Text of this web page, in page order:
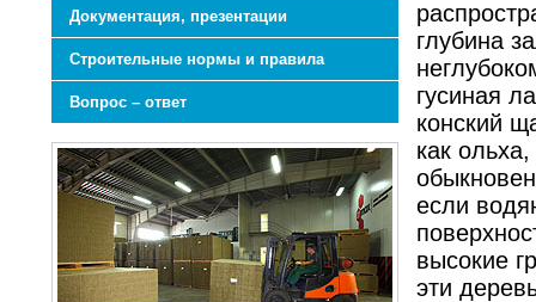
Документация, презентации
Строительные нормы и правила
Вопрос – ответ
глубина
гусиная
конский
как
если
высокие
эти